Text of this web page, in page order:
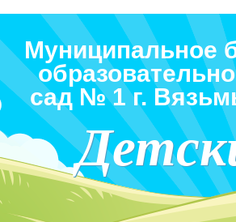
Муниципальное
сад № 1 г.